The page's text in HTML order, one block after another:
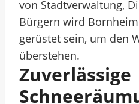
von Stadtverwaltung,
Bürgern wird
gerüstet sein, um den
überstehen.
Zuverlässige